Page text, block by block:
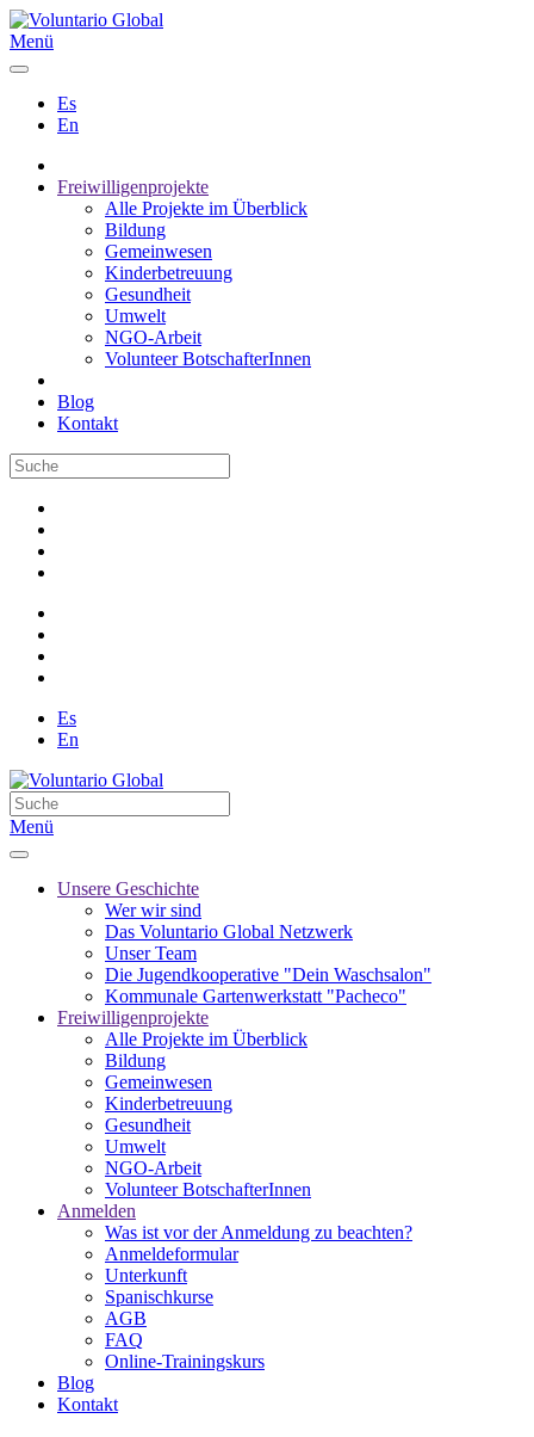
Menü
Es
En
Freiwilligenprojekte
Alle Projekte im Überblick
Bildung
Gemeinwesen
Kinderbetreuung
Gesundheit
Umwelt
NGO-Arbeit
Volunteer BotschafterInnen
Blog
Kontakt
Es
En
Menü
Unsere Geschichte
Wer wir sind
Das Voluntario Global Netzwerk
Unser Team
Die Jugendkooperative "Dein Waschsalon"
Kommunale Gartenwerkstatt "Pacheco"
Freiwilligenprojekte
Alle Projekte im Überblick
Bildung
Gemeinwesen
Kinderbetreuung
Gesundheit
Umwelt
NGO-Arbeit
Volunteer BotschafterInnen
Anmelden
Was ist vor der Anmeldung zu beachten?
Anmeldeformular
Unterkunft
Spanischkurse
AGB
FAQ
Online-Trainingskurs
Blog
Kontakt